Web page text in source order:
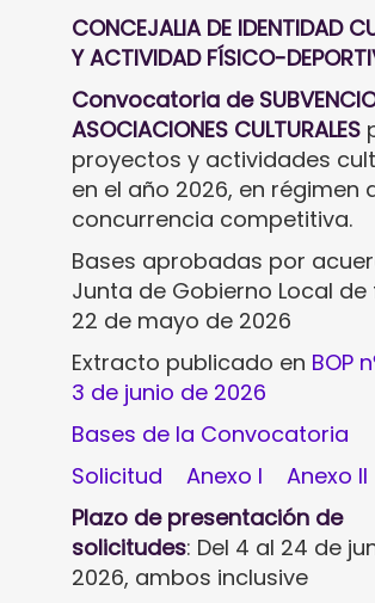
CONCEJALIA DE IDENTIDAD
Y ACTIVIDAD FÍSICO-
Convocatoria de
ASOCIACIONES CULTURALES
proyectos y actividades
en el año 2026, en régimen
concurrencia competitiva.
Bases aprobadas por
Junta de Gobierno Local de
22 de mayo de 2026
Extracto publicado en BOP
3 de junio de 2026
Bases de la Convocatoria
Solicitud
Anexo I
Anexo II
Plazo de presentación de
solicitudes: Del 4 al 24 de
2026, ambos inclusive